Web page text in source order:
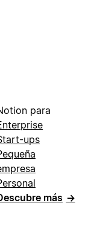
para
ups
más →